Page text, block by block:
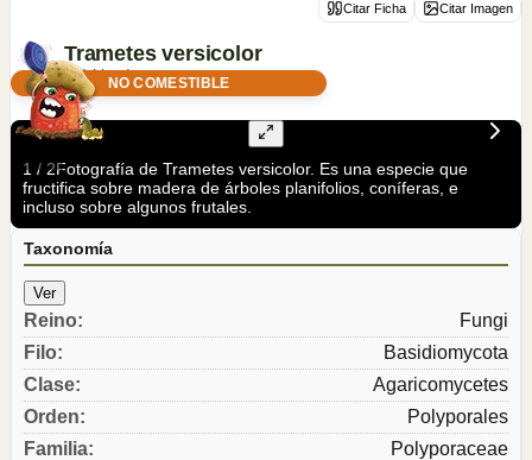
Citar Ficha Citar Imagen
Trametes versicolor
(L.) LloydNO COMESTIBLE
1 / 2Fotografía de Trametes versicolor. Es una especie que
fructifica sobre madera de árboles planifolios, coníferas, e
incluso sobre algunos frutales.
Taxonomía
Ver
Reino:
Fungi
Filo:
Basidiomycota
Clase:
Agaricomycetes
Orden:
Polyporales
Familia:
Polyporaceae